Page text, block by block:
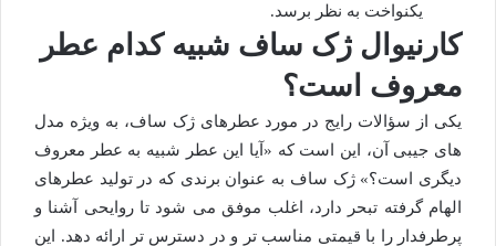
یکنواخت به نظر برسد.
کارنیوال ژک ساف شبیه کدام عطر
معروف است؟
یکی از سؤالات رایج در مورد عطرهای ژک ساف، به ویژه مدل
های جیبی آن، این است که «آیا این عطر شبیه به عطر معروف
دیگری است؟» ژک ساف به عنوان برندی که در تولید عطرهای
الهام گرفته تبحر دارد، اغلب موفق می شود تا روایحی آشنا و
پرطرفدار را با قیمتی مناسب تر و در دسترس تر ارائه دهد. این